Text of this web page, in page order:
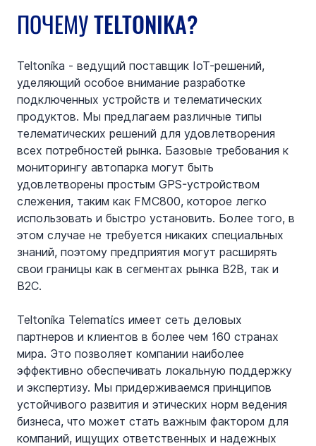
ПОЧЕМУ TELTONIKA?
Teltonika - ведущий поставщик IoT-решений,
уделяющий особое внимание разработке
подключенных устройств и телематических
продуктов. Мы предлагаем различные типы
телематических решений для удовлетворения
всех потребностей рынка. Базовые требования к
мониторингу автопарка могут быть
удовлетворены простым GPS-устройством
слежения, таким как FMC800, которое легко
использовать и быстро установить. Более того, в
этом случае не требуется никаких специальных
знаний, поэтому предприятия могут расширять
свои границы как в сегментах рынка B2B, так и
B2C.
Teltonika Telematics имеет сеть деловых
партнеров и клиентов в более чем 160 странах
мира. Это позволяет компании наиболее
эффективно обеспечивать локальную поддержку
и экспертизу. Мы придерживаемся принципов
устойчивого развития и этических норм ведения
бизнеса, что может стать важным фактором для
компаний, ищущих ответственных и надежных